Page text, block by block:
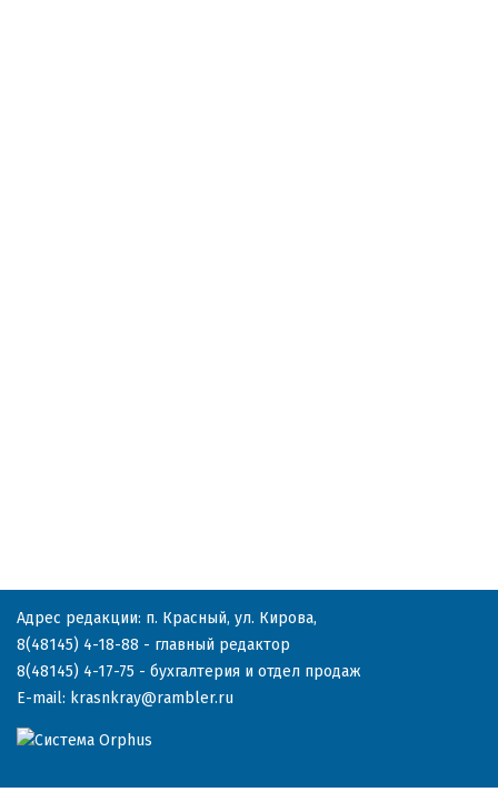
Адрес редакции: п. Красный, ул. Кирова,
8(48145) 4-18-88 - главный редактор
8(48145) 4-17-75 - бухгалтерия и отдел продаж
E-mail: krasnkray@rambler.ru